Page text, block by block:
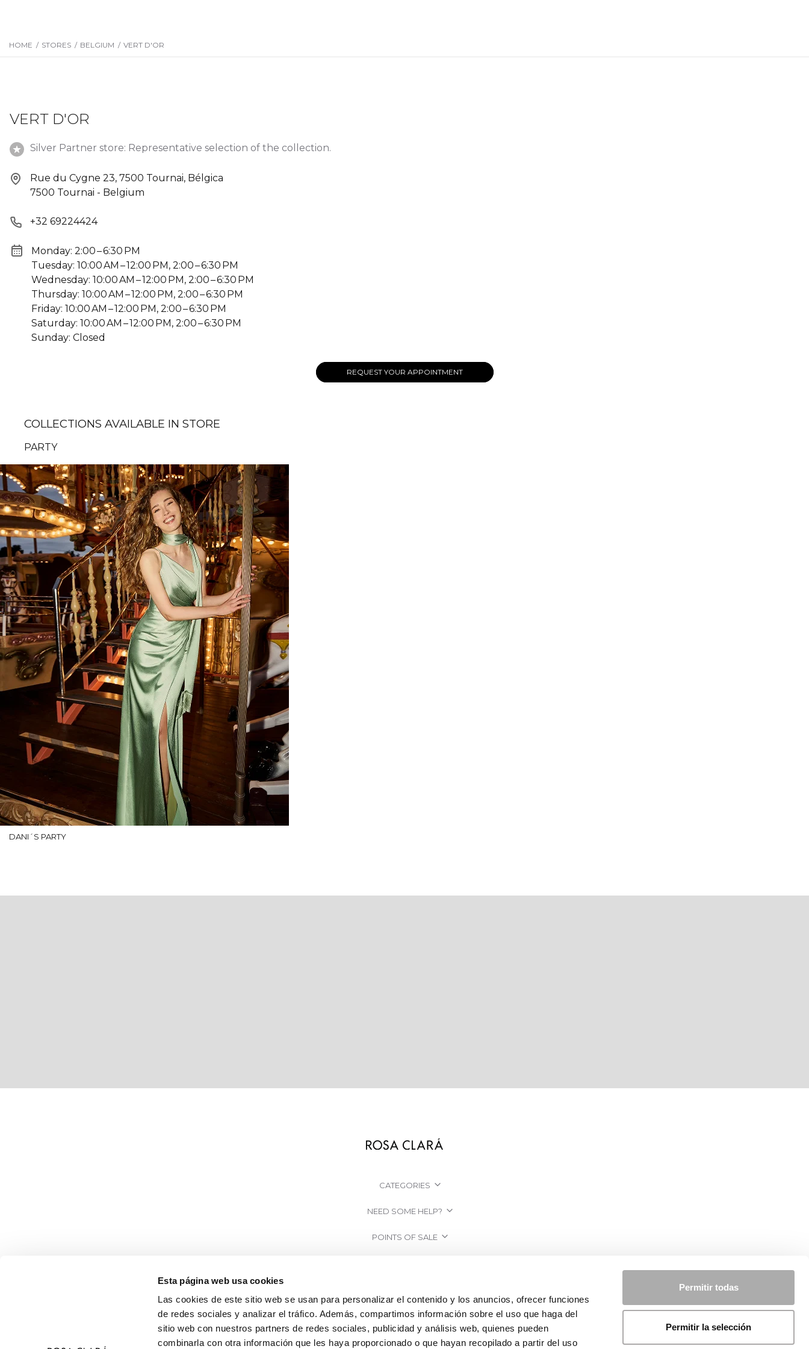
Esta página web usa cookies
Las cookies de este sitio web se usan para personalizar el contenido y los anuncios, ofrecer funciones
de redes sociales y analizar el tráfico. Además, compartimos información sobre el uso que haga del
sitio web con nuestros partners de redes sociales, publicidad y análisis web, quienes pueden
combinarla con otra información que les haya proporcionado o que hayan recopilado a partir del uso
Permitir todas
Permitir la selección
HOME / STORES / BELGIUM / VERT D'OR
VERT D'OR
Silver Partner store: Representative selection of the collection.
Rue du Cygne 23, 7500 Tournai, Bélgica
7500 Tournai - Belgium
+32 69224424
Monday: 2:00 – 6:30 PM
Tuesday: 10:00 AM – 12:00 PM, 2:00 – 6:30 PM
Wednesday: 10:00 AM – 12:00 PM, 2:00 – 6:30 PM
Thursday: 10:00 AM – 12:00 PM, 2:00 – 6:30 PM
Friday: 10:00 AM – 12:00 PM, 2:00 – 6:30 PM
Saturday: 10:00 AM – 12:00 PM, 2:00 – 6:30 PM
Sunday: Closed
REQUEST YOUR APPOINTMENT
COLLECTIONS AVAILABLE IN STORE
PARTY
DANI´S PARTY
CATEGORIES
NEED SOME HELP?
POINTS OF SALE